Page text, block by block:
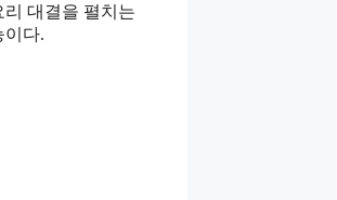
리 대결을 펼치는
이다.